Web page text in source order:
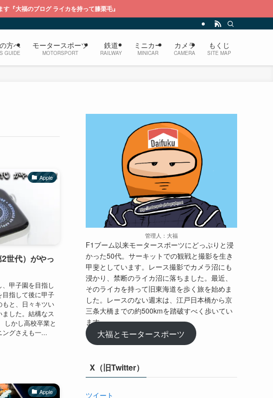
イカを持って膝栗毛』
方へ
GUIDE
モータースポーツ
MOTORSPORT
鉄道
RAILWAY
ミニカー
MINICAR
カメラ
CAMERA
もくじ
SITE MAP
Apple
世代）がやっ
甲子園を目指し
指して後に甲子
と、日々キツい
ました。結構なス
しかし高校卒業と
ングさえも一...
Apple
管理人：大福
F1ブーム以来モータースポーツにどっぷりと浸
かった50代。サーキットでの観戦と撮影を生き
甲斐としています。レース撮影でカメラ沼にも
浸かり、禁断のライカ沼に落ちました。最近、
そのライカを持って旧東海道を歩く旅を始めま
した。レースのない週末は、江戸日本橋から京
三条大橋までの約500kmを踏破すべく歩いてい
ます。
大福とモータースポーツ
X（旧Twitter）
ツイート